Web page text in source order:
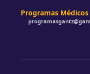
Programas Médicos